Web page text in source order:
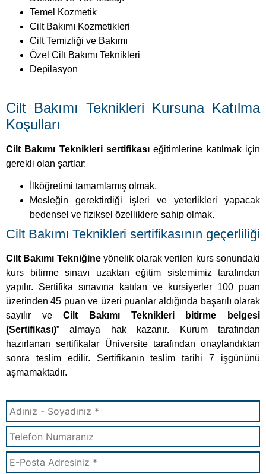
Cilt Bakımı Kozmetikleri
Cilt Temizliği ve Bakımı
Özel Cilt Bakımı Teknikleri
Depilasyon
Koşulları
gerekli olan şartlar:
Mesleğin gerektirdiği işleri ve yeterlikleri yapacak
bedensel ve fiziksel özelliklere sahip olmak.
Cilt Bakımı Teknikleri sertifikasının geçerliliği
kurs bitirme sınavı uzaktan eğitim sistemimiz tarafından
yapılır. Sertifika sınavına katılan ve kursiyerler 100 puan
üzerinden 45 puan ve üzeri puanlar aldığında başarılı olarak
sayılır veCilt Bakımı Teknikleri bitirme belgesi
(Sertifikası)
” almaya hak kazanır. Kurum tarafından
hazırlanan sertifikalar Üniversite tarafından onaylandıktan
sonra teslim edilir. Sertifikanın teslim tarihi 7 işgününü
aşmamaktadır.